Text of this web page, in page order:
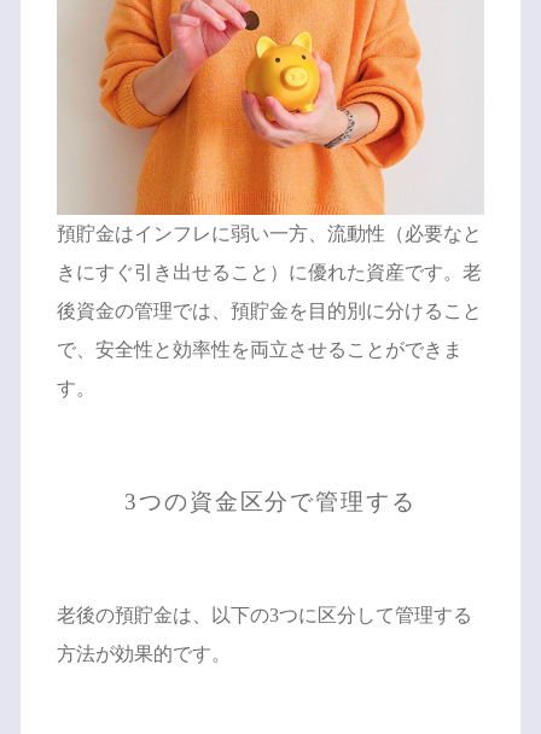
預貯金はインフレに弱い一方、流動性（必要なと
きにすぐ引き出せること）に優れた資産です。老
後資金の管理では、預貯金を目的別に分けること
で、安全性と効率性を両立させることができま
す。
3つの資金区分で管理する
老後の預貯金は、以下の3つに区分して管理する
方法が効果的です。